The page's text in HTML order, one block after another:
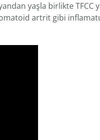
yaşla birlikte TFCC
artrit gibi